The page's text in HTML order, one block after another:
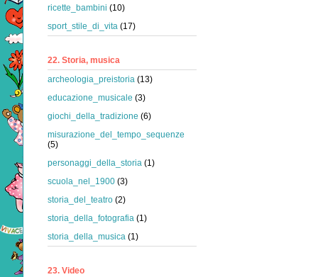
ricette_bambini (10)
sport_stile_di_vita (17)
22. Storia, musica
archeologia_preistoria (13)
educazione_musicale (3)
giochi_della_tradizione (6)
misurazione_del_tempo_sequenze
(5)
personaggi_della_storia (1)
scuola_nel_1900 (3)
storia_del_teatro (2)
storia_della_fotografia (1)
storia_della_musica (1)
23. Video